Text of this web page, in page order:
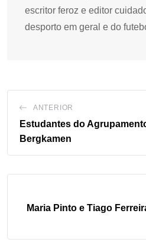
escritor feroz e editor
desporto em geral e do
ANTERIOR
Estudantes do
Bergkamen
Maria Pinto e Tiago